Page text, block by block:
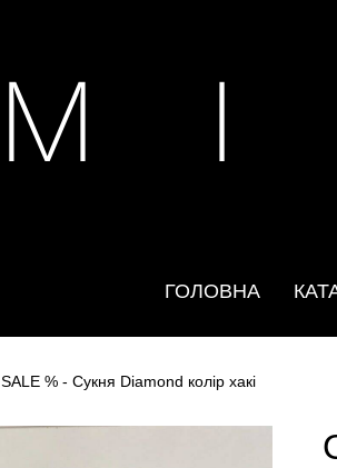
M I
ГОЛОВНА
SALE % - Сукня Diamond колір хакі